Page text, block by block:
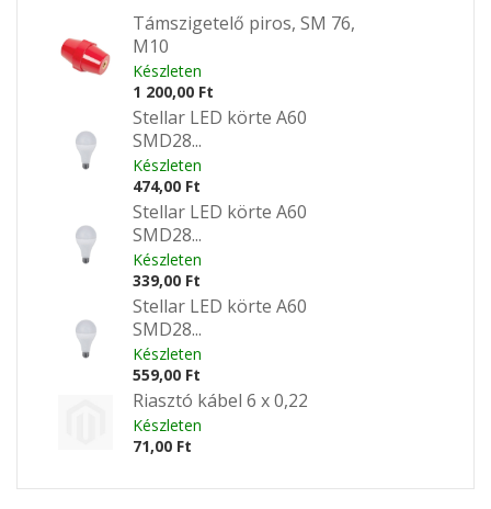
Támszigetelő piros, SM 76,
M10
Készleten
1 200,00 Ft
Stellar LED körte A60
SMD28...
Készleten
474,00 Ft
Stellar LED körte A60
SMD28...
Készleten
339,00 Ft
Stellar LED körte A60
SMD28...
Készleten
559,00 Ft
Riasztó kábel 6 x 0,22
Készleten
71,00 Ft